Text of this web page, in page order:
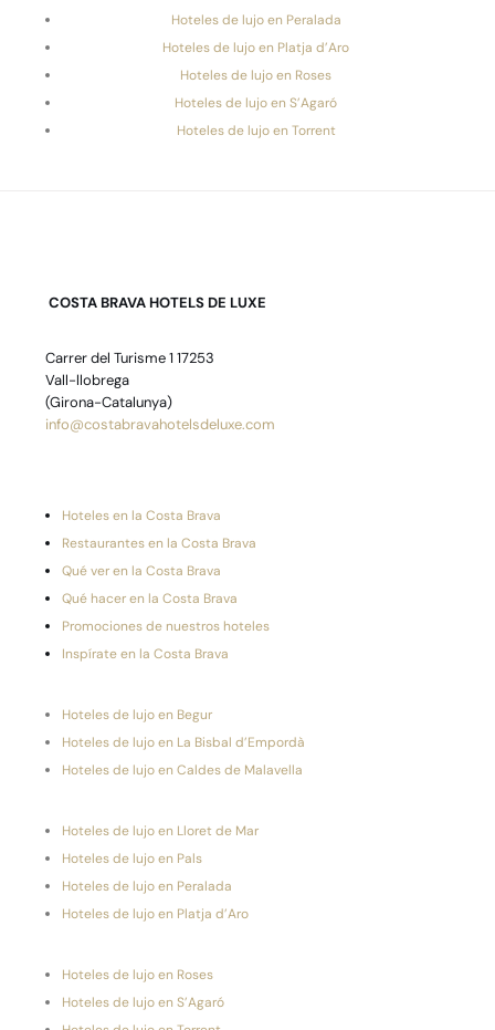
Hoteles de lujo en Peralada
Hoteles de lujo en Platja d’Aro
Hoteles de lujo en Roses
Hoteles de lujo en S’Agaró
Hoteles de lujo en Torrent
COSTA BRAVA HOTELS DE LUXE
Carrer del Turisme 1 17253
Vall-llobrega
(Girona-Catalunya)
info@costabravahotelsdeluxe.com
Hoteles en la Costa Brava
Restaurantes en la Costa Brava
Qué ver en la Costa Brava
Qué hacer en la Costa Brava
Promociones de nuestros hoteles
Inspírate en la Costa Brava
Hoteles de lujo en Begur
Hoteles de lujo en La Bisbal d’Empordà
Hoteles de lujo en Caldes de Malavella
Hoteles de lujo en Lloret de Mar
Hoteles de lujo en Pals
Hoteles de lujo en Peralada
Hoteles de lujo en Platja d’Aro
Hoteles de lujo en Roses
Hoteles de lujo en S’Agaró